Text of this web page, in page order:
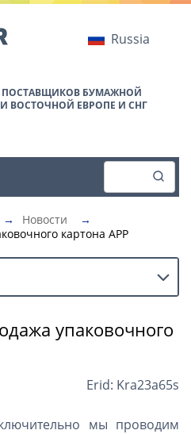
Russia
БУМАЖНОЙ
ВОСТОЧНОЙ ЕВРОПЕ И СНГ
→ Новости
→
картона APP
упаковочного
Erid: Kra23a65s
мы проводим